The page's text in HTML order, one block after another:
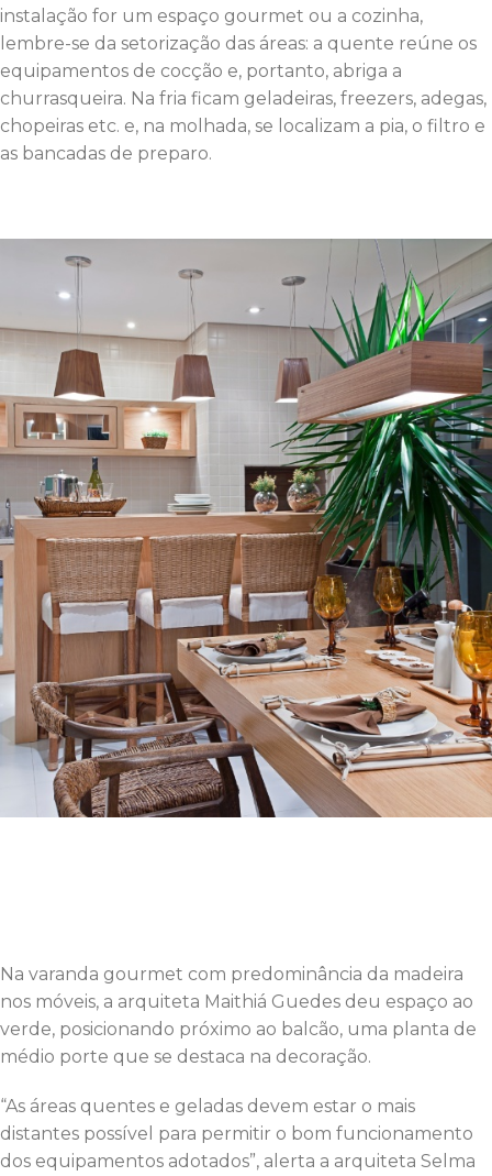
instalação for um espaço gourmet ou a cozinha,
lembre-se da setorização das áreas: a quente reúne os
equipamentos de cocção e, portanto, abriga a
churrasqueira. Na fria ficam geladeiras, freezers, adegas,
chopeiras etc. e, na molhada, se localizam a pia, o filtro e
as bancadas de preparo.
Na varanda gourmet com predominância da madeira
nos móveis, a arquiteta Maithiá Guedes deu espaço ao
verde, posicionando próximo ao balcão, uma planta de
médio porte que se destaca na decoração.
“As áreas quentes e geladas devem estar o mais
distantes possível para permitir o bom funcionamento
dos equipamentos adotados”, alerta a arquiteta Selma